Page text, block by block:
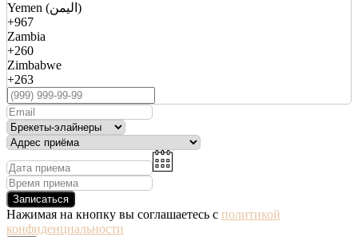
Yemen (اليمن)
+967
Zambia
+260
Zimbabwe
+263
Записаться
Нажимая на кнопку вы соглашаетесь с политикой
конфиденциальности